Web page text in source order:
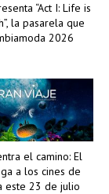
“Act I: Life is
la pasarela que
2026
el camino: El
a los cines de
este 23 de julio